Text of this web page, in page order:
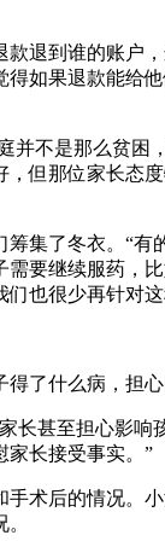
退到谁的账户
如果退款能给
不是那么贫困
但那位家长态
集了冬衣。“有
要继续服药，
也很少再针对这
了什么病，担心
长甚至担心影响
家长接受事实。”
术后的情况。